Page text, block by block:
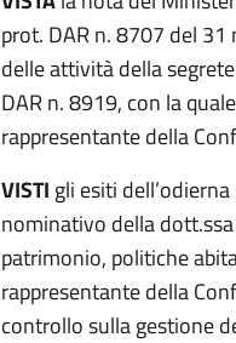
prot. DAR n. 8707 del
delle attività della
DAR n. 8919, con la
rappresentante della
VISTI gli esiti
nominativo della
patrimonio, politiche
rappresentante della
controllo sulla gestione